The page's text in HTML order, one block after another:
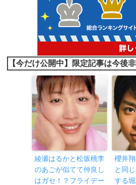
【今だけ公開中】限定記事は今後
綾瀬はるかと松坂桃李
のあごが似てて仲良し
はガセ！？フライデー
櫻井
と同
する